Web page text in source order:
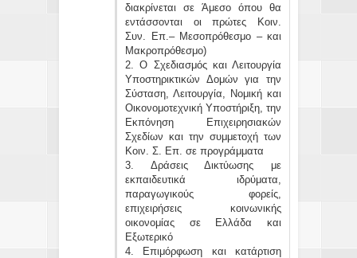
διακρίνεται σε Άμεσο όπου θα
εντάσσονται οι πρώτες Κοιν.
Συν. Επ.– Μεσοπρόθεσμο – και
Μακροπρόθεσμο)
2. Ο Σχεδιασμός και Λειτουργία
Υποστηρικτικών Δομών για την
Σύσταση, Λειτουργία, Νομική και
Οικονομοτεχνική Υποστήριξη, την
Εκπόνηση Επιχειρησιακών
Σχεδίων και την συμμετοχή των
Κοιν. Σ. Επ. σε προγράμματα
3. Δράσεις Δικτύωσης με
εκπαιδευτικά ιδρύματα,
παραγωγικούς φορείς,
επιχειρήσεις κοινωνικής
οικονομίας σε Ελλάδα και
Εξωτερικό
4. Επιμόρφωση και κατάρτιση